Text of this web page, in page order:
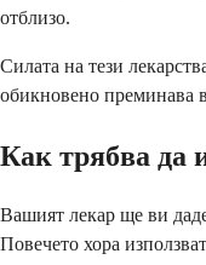
отблизо.
Силата на тези
обикновено преминава
Как трябва да
Вашият лекар ще ви
Повечето хора